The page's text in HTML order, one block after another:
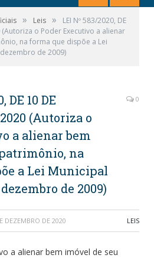
» Leis »
LEI Nº 583/2020, DE
(Autoriza o Poder Executivo a alienar
na forma que dispõe a Lei
de 2009)
DE 10 DE
2020 (Autoriza o
a alienar bem
na
a Lei Municipal
dezembro de 2009)
0
DEZEMBRO DE 2020 LEIS
a alienar bem imóvel de seu